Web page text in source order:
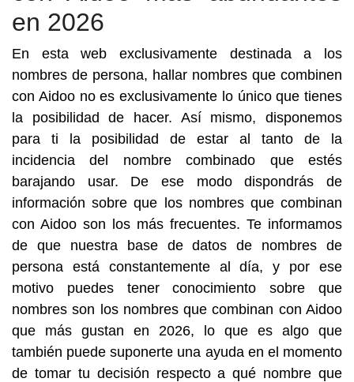
en 2026
En esta web exclusivamente destinada a los
nombres de persona, hallar nombres que combinen
con Aidoo no es exclusivamente lo único que tienes
la posibilidad de hacer. Así mismo, disponemos
para ti la posibilidad de estar al tanto de la
incidencia del nombre combinado que estés
barajando usar. De ese modo dispondrás de
información sobre que los nombres que combinan
con Aidoo son los más frecuentes. Te informamos
de que nuestra base de datos de nombres de
persona está constantemente al día, y por ese
motivo puedes tener conocimiento sobre que
nombres son los nombres que combinan con Aidoo
que más gustan en 2026, lo que es algo que
también puede suponerte una ayuda en el momento
de tomar tu decisión respecto a qué nombre que